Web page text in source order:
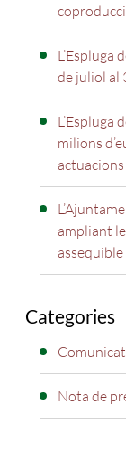
L’Espluga
de juliol al
L’Espluga
milions
ampliant
Categories
Comunicat
Nota de